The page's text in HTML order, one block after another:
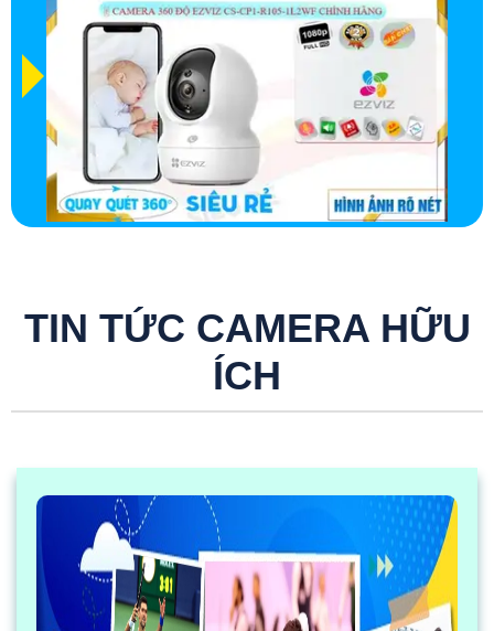
TIN TỨC CAMERA HỮU
ÍCH